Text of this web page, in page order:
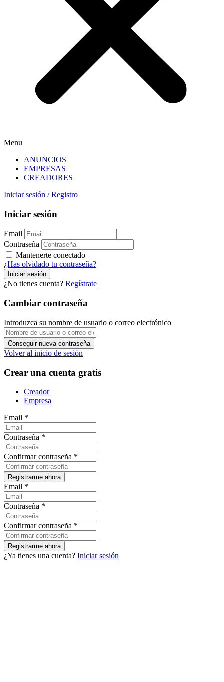
Menu
ANUNCIOS
EMPRESAS
CREADORES
Iniciar sesión / Registro
Iniciar sesión
Email
Contraseña
Mantenerte conectado
¿Has olvidado tu contraseña?
¿No tienes cuenta? Regístrate
Cambiar contraseña
Introduzca su nombre de usuario o correo electrónico
Volver al inicio de sesión
Crear una cuenta gratis
Creador
Empresa
Email *
Contraseña *
Confirmar contraseña *
Email *
Contraseña *
Confirmar contraseña *
¿Ya tienes una cuenta? Iniciar sesión